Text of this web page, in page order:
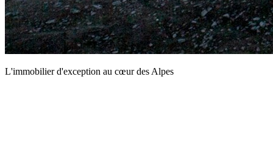
L'immobilier d'exception au cœur des Alpes